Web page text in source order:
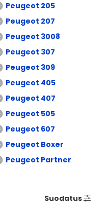
Peugeot 205
Peugeot 207
Peugeot 3008
Peugeot 307
Peugeot 309
Peugeot 405
Peugeot 407
Peugeot 505
Peugeot 607
Peugeot Boxer
Peugeot Partner
Suodatus